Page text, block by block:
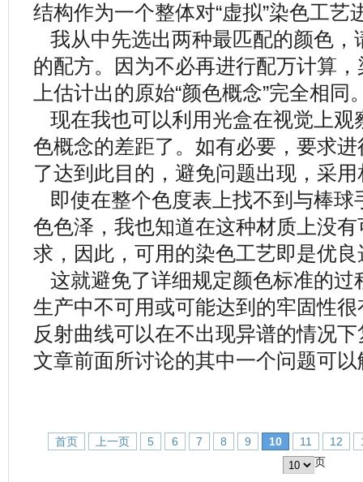
结构作为一个整体对“虚拟”染色工艺
我从中先选出两种最匹配的颜色，
的配方。因为不必再进行配万计算
上估计出的原始“颜色概念”完全相同
现在我也可以利用光盒在视觉上观
色概念的差距了。如有必要，要求
了达到此目的，避免问题出现，采
即使在整个色度表上找不到与棒球
色色泽，我也知道在这种材质上没
求，因此，可用的染色工艺即是优
这就避免了详细规定颜色标准的过
生产中不可用或可能达到的牢固性
反射曲线可以在不出现异谱的情况
文章前面所讨论的其中一个问题可以
首页 上一页 5 6 7 8 9 10 11 12
页